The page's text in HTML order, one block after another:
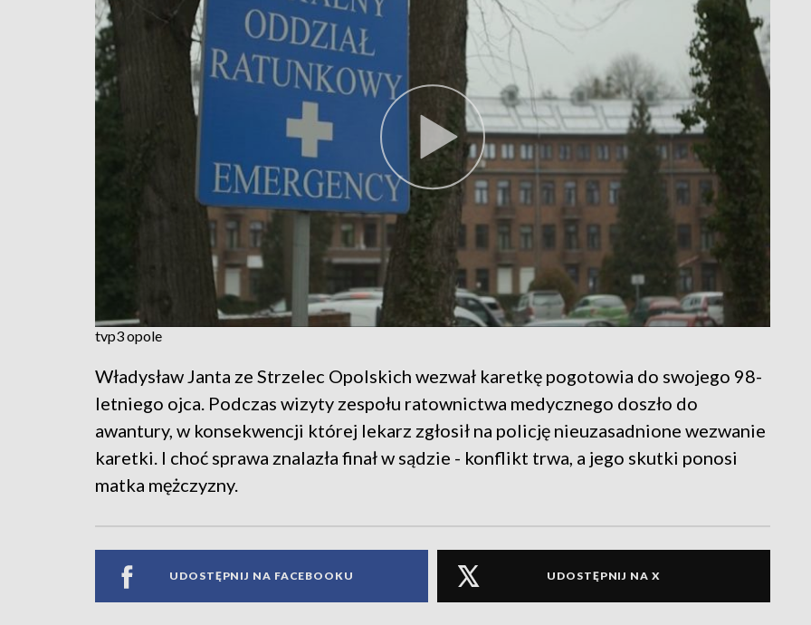
tvp3 opole
Władysław Janta ze Strzelec Opolskich wezwał karetkę pogotowia do swojego 98-
letniego ojca. Podczas wizyty zespołu ratownictwa medycznego doszło do
awantury, w konsekwencji której lekarz zgłosił na policję nieuzasadnione wezwanie
karetki. I choć sprawa znalazła finał w sądzie - konflikt trwa, a jego skutki ponosi
matka mężczyzny.
UDOSTĘPNIJ NA FACEBOOKU UDOSTĘPNIJ NA X